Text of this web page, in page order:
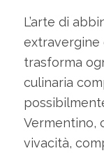
L’arte di
extravergine
trasforma
culinaria
Vermentino,
vivacità,